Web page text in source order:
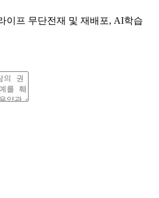
이프 무단전재 및 재배포, AI학습